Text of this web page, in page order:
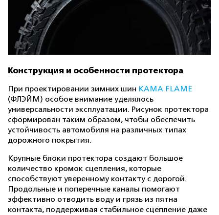
Конструкция и особенности протектора
При проектировании зимних шин KAMA FLAME
(ФЛЭЙМ) особое внимание уделялось
универсальности эксплуатации. Рисунок протектора
сформирован таким образом, чтобы обеспечить
устойчивость автомобиля на различных типах
дорожного покрытия.
Крупные блоки протектора создают большое
количество кромок сцепления, которые
способствуют уверенному контакту с дорогой.
Продольные и поперечные каналы помогают
эффективно отводить воду и грязь из пятна
контакта, поддерживая стабильное сцепление даже